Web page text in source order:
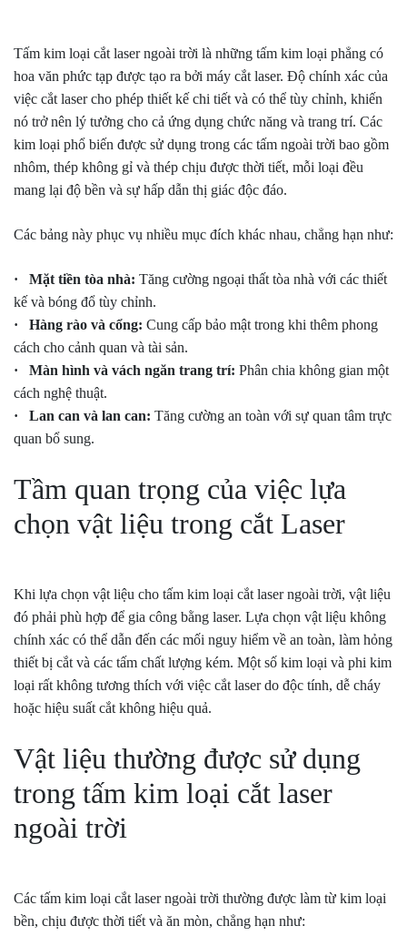
Tấm kim loại cắt laser ngoài trời là những tấm kim loại phẳng có
hoa văn phức tạp được tạo ra bởi máy cắt laser. Độ chính xác của
việc cắt laser cho phép thiết kế chi tiết và có thể tùy chỉnh, khiến
nó trở nên lý tưởng cho cả ứng dụng chức năng và trang trí. Các
kim loại phổ biến được sử dụng trong các tấm ngoài trời bao gồm
nhôm, thép không gỉ và thép chịu được thời tiết, mỗi loại đều
mang lại độ bền và sự hấp dẫn thị giác độc đáo.
Các bảng này phục vụ nhiều mục đích khác nhau, chẳng hạn như:
· Mặt tiền tòa nhà: Tăng cường ngoại thất tòa nhà với các thiết
kế và bóng đổ tùy chỉnh.
· Hàng rào và cổng: Cung cấp bảo mật trong khi thêm phong
cách cho cảnh quan và tài sản.
· Màn hình và vách ngăn trang trí: Phân chia không gian một
cách nghệ thuật.
· Lan can và lan can: Tăng cường an toàn với sự quan tâm trực
quan bổ sung.
Tầm quan trọng của việc lựa
chọn vật liệu trong cắt Laser
Khi lựa chọn vật liệu cho tấm kim loại cắt laser ngoài trời, vật liệu
đó phải phù hợp để gia công bằng laser. Lựa chọn vật liệu không
chính xác có thể dẫn đến các mối nguy hiểm về an toàn, làm hỏng
thiết bị cắt và các tấm chất lượng kém. Một số kim loại và phi kim
loại rất không tương thích với việc cắt laser do độc tính, dễ cháy
hoặc hiệu suất cắt không hiệu quả.
Vật liệu thường được sử dụng
trong tấm kim loại cắt laser
ngoài trời
Các tấm kim loại cắt laser ngoài trời thường được làm từ kim loại
bền, chịu được thời tiết và ăn mòn, chẳng hạn như: